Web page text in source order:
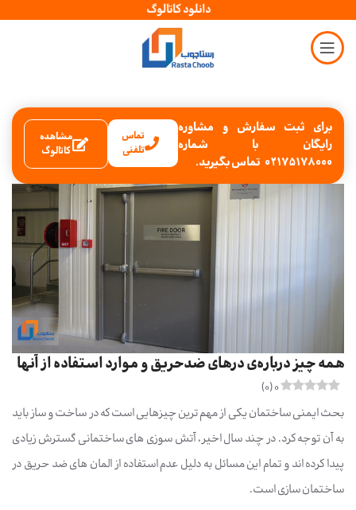
دانلود کاتالوگ
برای ثبت سفارش و مشاوره
رایگان با شماره
02175178000 تماس بگیرید.
تماس
تلفنی
مشاهده
کاتالوگ
همه چیز درباره‌ی درهای ضدحریق و موارد استفاده از آنها
0
(
0
)
بحث ایمنی ساختمان یکی از مهم ترین چیزهایی است که در ساخت و ساز باید
به آن توجه کرد. در چند سال اخیر، آتش سوزی های ساختمانی گسترش زیادی
پیدا کرده اند و تمام این مسائل به دلیل عدم استفاده از المان های ضد حریق در
ساختمان سازی است.